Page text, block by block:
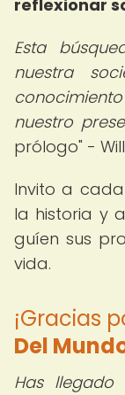
reflexionar
Esta
nuestra
nuestro
prólogo" -
Invito a
la historia y
guíen sus
vida.
¡Gracias
Del
Has